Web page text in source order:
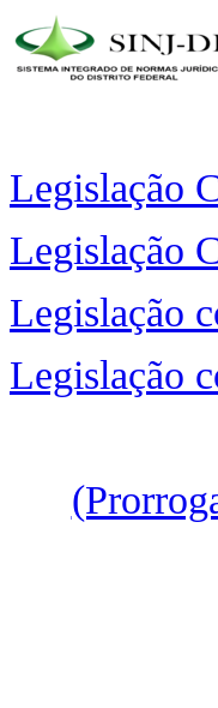
Legislação
Legislação
Legislação
Legislação